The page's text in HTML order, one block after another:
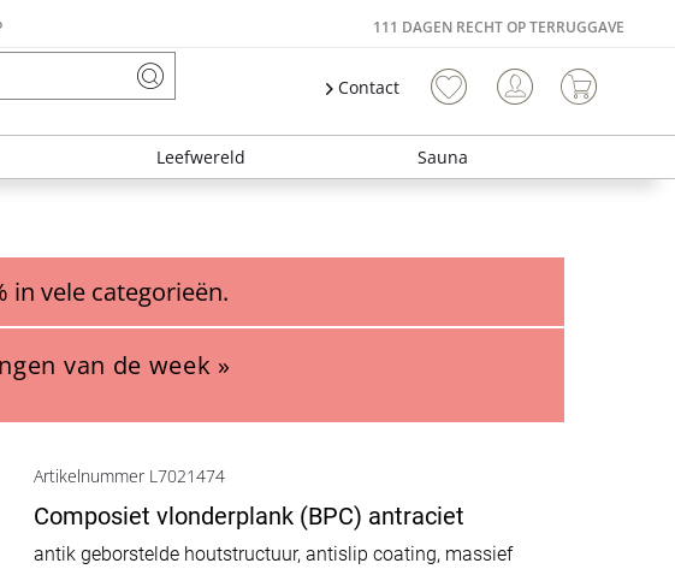
111 DAGEN RECHT OP TERRUGGAVE
Contact
Leefwereld Sauna
in vele categorieën.
van de week »
Artikelnummer L7021474
Composiet vlonderplank (BPC) antraciet
antik geborstelde houtstructuur, antislip coating, massief